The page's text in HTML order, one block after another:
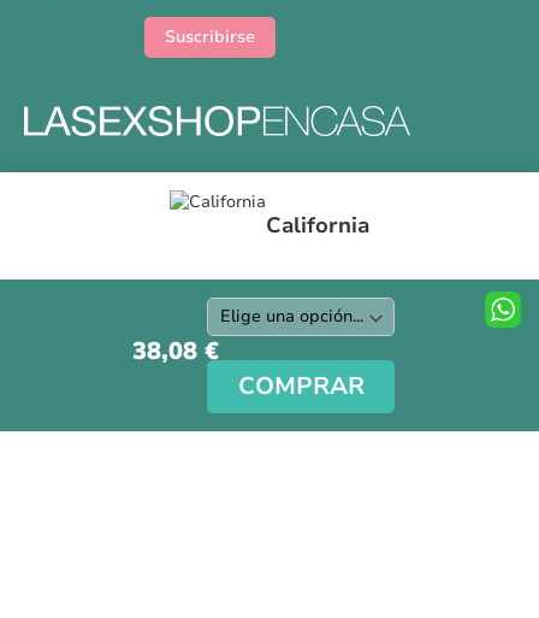
California
38,08 €
COMPRAR
Suscribirse
Formas y gastos de envíos
Protección a Compradores
Nuestra Tienda
Síguenos en nuestras redes sociales